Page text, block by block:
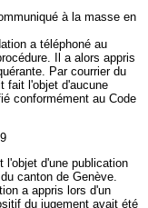
à la masse en
a téléphoné au
Il a alors appris
Par courrier du
fait l'objet d'aucune
conformément au Code
l'objet d'une publication
canton de Genève.
a appris lors d'un
du jugement avait été